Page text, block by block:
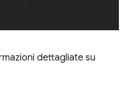
dettagliate su